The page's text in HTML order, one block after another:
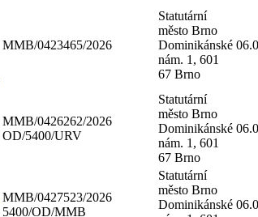
MMB/0423465/2026
Statutární
město Brno
Dominikánské
nám. 1, 601
67 Brno
MMB/0426262/2026
OD/5400/URV
Statutární
město Brno
Dominikánské
nám. 1, 601
67 Brno
MMB/0427523/2026
5400/OD/MMB
Statutární
město Brno
Dominikánské